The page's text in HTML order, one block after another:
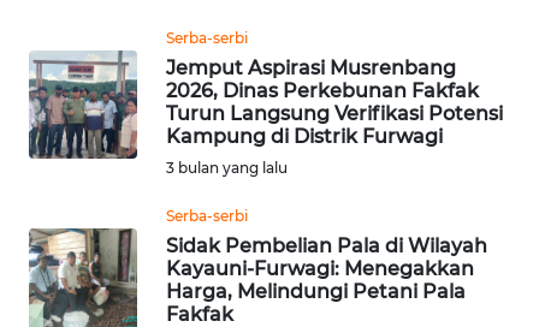
Serba-serbi
Jemput Aspirasi Musrenbang
2026, Dinas Perkebunan Fakfak
Turun Langsung Verifikasi Potensi
Kampung di Distrik Furwagi
3 bulan yang lalu
Serba-serbi
Sidak Pembelian Pala di Wilayah
Kayauni-Furwagi: Menegakkan
Harga, Melindungi Petani Pala
Fakfak
WN
BALI
WN
KALTENG